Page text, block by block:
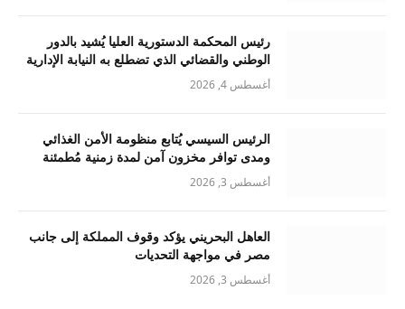
رئيس المحكمة الدستورية العليا يُشيد بالدور
الوطني والقضائي الذي تضطلع به النيابة الإدارية
أغسطس 4, 2026
الرئيس السيسي يُتابع منظومة الأمن الغذائي
ومدى توافر مخزون آمن لمدة زمنية مُطمئنة
أغسطس 3, 2026
العاهل البحريني يؤكد وقوف المملكة إلى جانب
مصر في مواجهة التحديات
أغسطس 3, 2026